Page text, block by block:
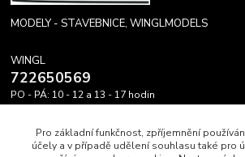
MODELY - STAVEBNICE, WINGLMODELS
WINGL
722650569
PO - PÁ: 10 - 12 a 13 - 17 hodin
Pro základní funkčnost, zpříjemnění
účely a v případě udělení souhlasu také pro